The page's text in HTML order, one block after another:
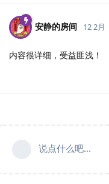
安静的房间 12 2月
内容很详细，受益匪浅！
说点什么吧...